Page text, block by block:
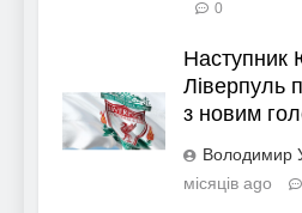
0
Наступник
Ліверпуль
з новим
Володимир
місяців ago